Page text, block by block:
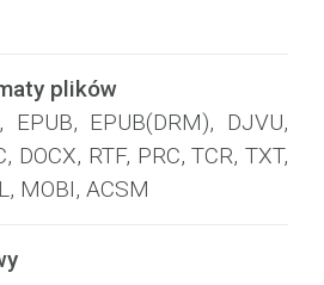
plików
EPUB, EPUB(DRM), DJVU,
DOCX, RTF, PRC, TCR, TXT,
MOBI, ACSM